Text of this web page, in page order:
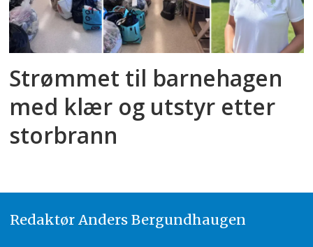
Strømmet til barnehagen
med klær og utstyr etter
storbrann
Redaktør Anders Bergundhaugen